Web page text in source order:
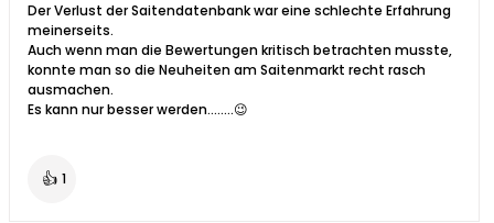
Der Verlust der Saitendatenbank war eine schlechte Erfahrung
meinerseits.
Auch wenn man die Bewertungen kritisch betrachten musste,
konnte man so die Neuheiten am Saitenmarkt recht rasch
ausmachen.
Es kann nur besser werden........😉
👍 1